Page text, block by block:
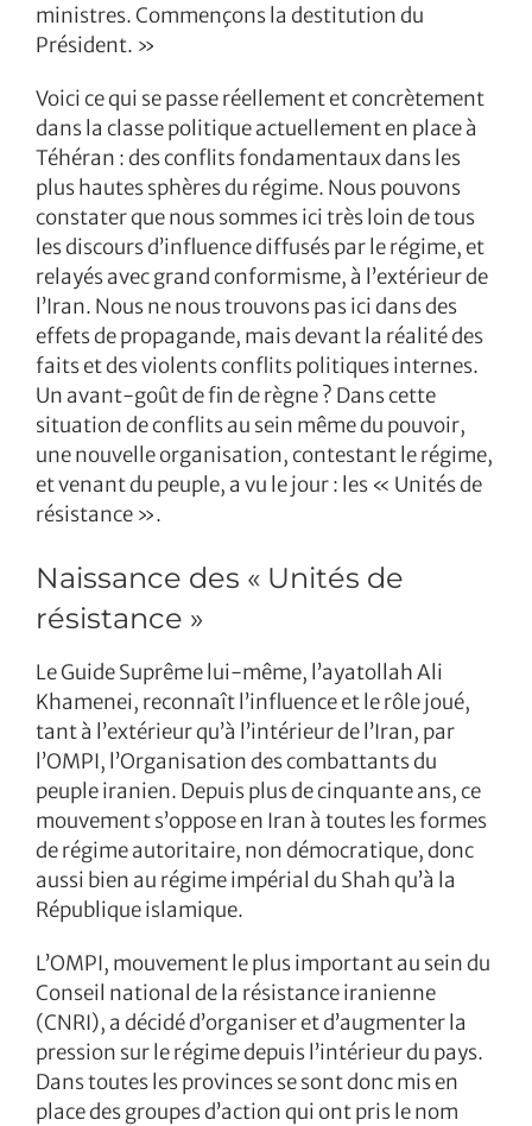
ministres. Commençons la destitution du
Président. »
Voici ce qui se passe réellement et concrètement
dans la classe politique actuellement en place à
Téhéran : des conflits fondamentaux dans les
plus hautes sphères du régime. Nous pouvons
constater que nous sommes ici très loin de tous
les discours d’influence diffusés par le régime, et
relayés avec grand conformisme, à l’extérieur de
l’Iran. Nous ne nous trouvons pas ici dans des
effets de propagande, mais devant la réalité des
faits et des violents conflits politiques internes.
Un avant-goût de fin de règne ? Dans cette
situation de conflits au sein même du pouvoir,
une nouvelle organisation, contestant le régime,
et venant du peuple, a vu le jour : les « Unités de
résistance ».
Naissance des « Unités de
résistance »
Le Guide Suprême lui-même, l’ayatollah Ali
Khamenei, reconnaît l’influence et le rôle joué,
tant à l’extérieur qu’à l’intérieur de l’Iran, par
l’OMPI, l’Organisation des combattants du
peuple iranien. Depuis plus de cinquante ans, ce
mouvement s’oppose en Iran à toutes les formes
de régime autoritaire, non démocratique, donc
aussi bien au régime impérial du Shah qu’à la
République islamique.
L’OMPI, mouvement le plus important au sein du
Conseil national de la résistance iranienne
(CNRI), a décidé d’organiser et d’augmenter la
pression sur le régime depuis l’intérieur du pays.
Dans toutes les provinces se sont donc mis en
place des groupes d’action qui ont pris le nom